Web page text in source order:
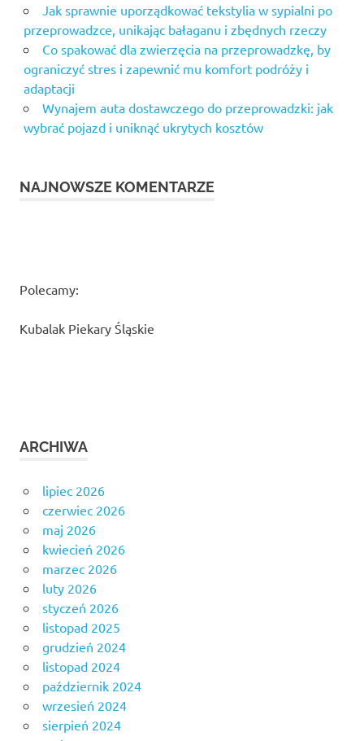
Jak sprawnie uporządkować tekstylia w sypialni po
przeprowadzce, unikając bałaganu i zbędnych rzeczy
Co spakować dla zwierzęcia na przeprowadzkę, by
ograniczyć stres i zapewnić mu komfort podróży i
adaptacji
Wynajem auta dostawczego do przeprowadzki: jak
wybrać pojazd i uniknąć ukrytych kosztów
NAJNOWSZE KOMENTARZE
Polecamy:
Kubalak Piekary Śląskie
ARCHIWA
lipiec 2026
czerwiec 2026
maj 2026
kwiecień 2026
marzec 2026
luty 2026
styczeń 2026
listopad 2025
grudzień 2024
listopad 2024
październik 2024
wrzesień 2024
sierpień 2024